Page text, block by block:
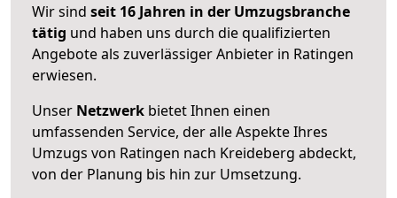
Wir sind seit 16 Jahren in der Umzugsbranche
tätig und haben uns durch die qualifizierten
Angebote als zuverlässiger Anbieter in Ratingen
erwiesen.
Unser Netzwerk bietet Ihnen einen
umfassenden Service, der alle Aspekte Ihres
Umzugs von Ratingen nach Kreideberg abdeckt,
von der Planung bis hin zur Umsetzung.